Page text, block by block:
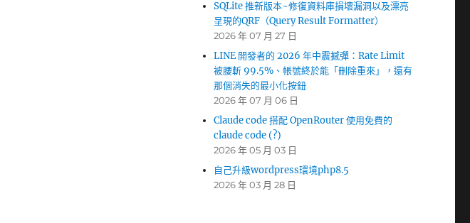
SQLite 推新版本~修復資料庫損壞漏洞以及漂亮
呈現的QRF（Query Result Formatter）
2026 年 07 月 27 日
LINE 開發者的 2026 年中震撼彈：Rate Limit
被腰斬 99.5%、帳號終於能「刪除重來」，還有
那個消失的最小化按鈕
2026 年 07 月 06 日
Claude code 搭配 OpenRouter 使用免費的
claude code (?)
2026 年 05 月 03 日
自己升級wordpress環境php8.5
2026 年 03 月 28 日